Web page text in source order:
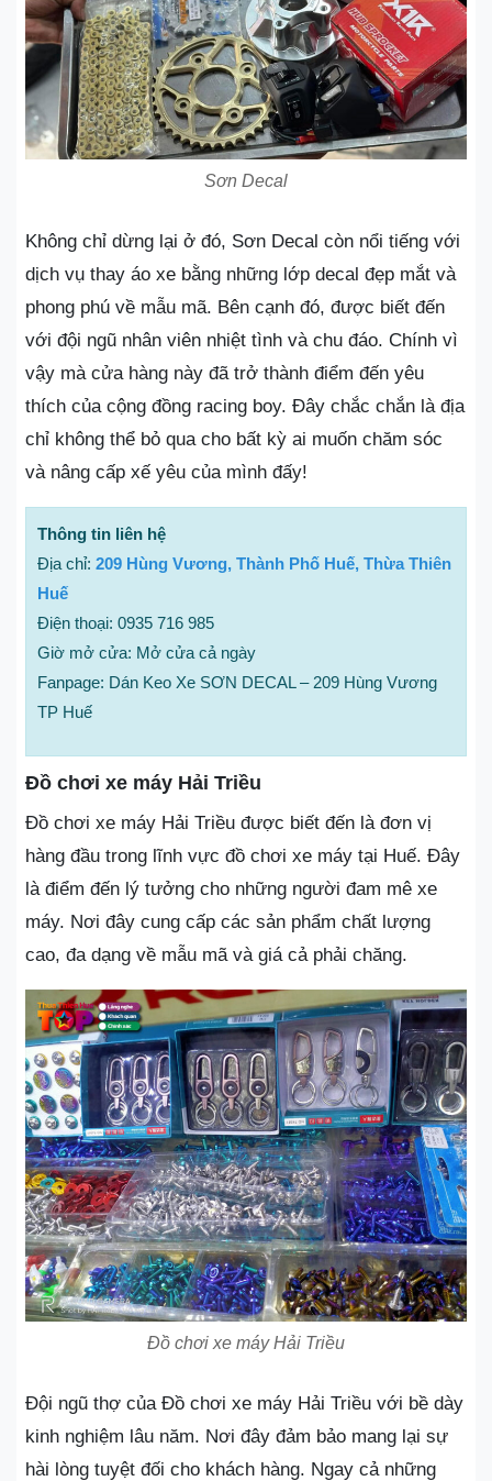
Sơn Decal
Không chỉ dừng lại ở đó, Sơn Decal còn nổi tiếng với
dịch vụ thay áo xe bằng những lớp decal đẹp mắt và
phong phú về mẫu mã. Bên cạnh đó, được biết đến
với đội ngũ nhân viên nhiệt tình và chu đáo. Chính vì
vậy mà cửa hàng này đã trở thành điểm đến yêu
thích của cộng đồng racing boy. Đây chắc chắn là địa
chỉ không thể bỏ qua cho bất kỳ ai muốn chăm sóc
và nâng cấp xế yêu của mình đấy!
Thông tin liên hệ
Địa chỉ: 209 Hùng Vương, Thành Phố Huế, Thừa Thiên
Huế
Điện thoại: 0935 716 985
Giờ mở cửa: Mở cửa cả ngày
Fanpage: Dán Keo Xe SƠN DECAL – 209 Hùng Vương
TP Huế
Đồ chơi xe máy Hải Triều
Đồ chơi xe máy Hải Triều được biết đến là đơn vị
hàng đầu trong lĩnh vực đồ chơi xe máy tại Huế. Đây
là điểm đến lý tưởng cho những người đam mê xe
máy. Nơi đây cung cấp các sản phẩm chất lượng
cao, đa dạng về mẫu mã và giá cả phải chăng.
Đồ chơi xe máy Hải Triều
Đội ngũ thợ của Đồ chơi xe máy Hải Triều với bề dày
kinh nghiệm lâu năm. Nơi đây đảm bảo mang lại sự
hài lòng tuyệt đối cho khách hàng. Ngay cả những